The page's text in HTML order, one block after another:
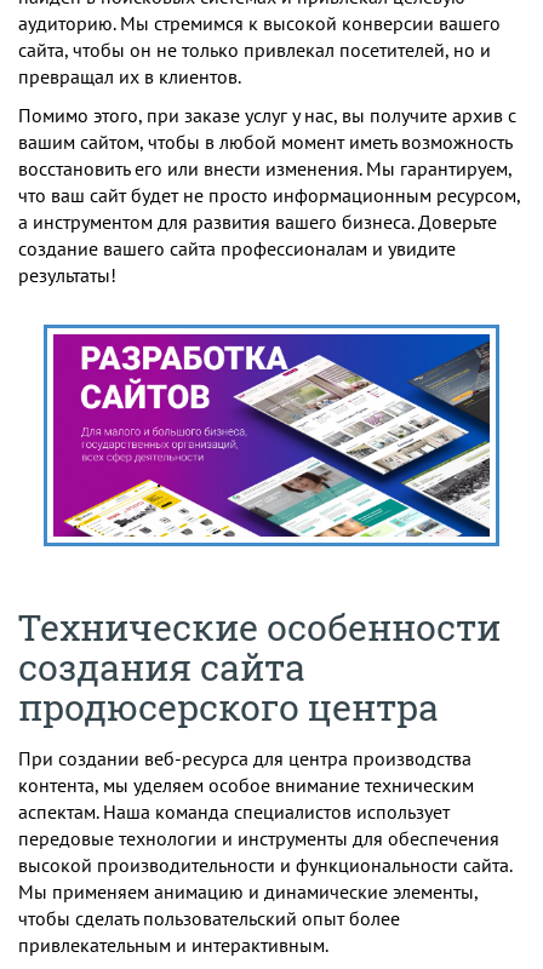
аудиторию. Мы стремимся к высокой конверсии вашего
сайта, чтобы он не только привлекал посетителей, но и
превращал их в клиентов.
Помимо этого, при заказе услуг у нас, вы получите архив с
вашим сайтом, чтобы в любой момент иметь возможность
восстановить его или внести изменения. Мы гарантируем,
что ваш сайт будет не просто информационным ресурсом,
а инструментом для развития вашего бизнеса. Доверьте
создание вашего сайта профессионалам и увидите
результаты!
Технические особенности
создания сайта
продюсерского центра
При создании веб-ресурса для центра производства
контента, мы уделяем особое внимание техническим
аспектам. Наша команда специалистов использует
передовые технологии и инструменты для обеспечения
высокой производительности и функциональности сайта.
Мы применяем анимацию и динамические элементы,
чтобы сделать пользовательский опыт более
привлекательным и интерактивным.